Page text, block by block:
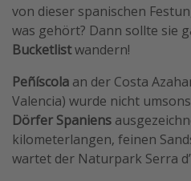
Last Minute Urlaub Mallorca
Last Minute Urlaub
von dieser spanischen
was gehört? Dann sollte sie
Bucketlistwandern!
Peñíscola an der Costa
Valencia) wurde nicht
Dörfer Spaniens
kilometerlangen, feinen
wartet der Naturpark Serra